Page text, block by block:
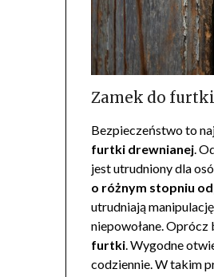
Zamek do
Bezpieczeństwo to
furtki drewnianej.
jest utrudniony dla
o różnym stopniu
utrudniają
niepowołane.
furtki. Wygodne
codziennie. W takim